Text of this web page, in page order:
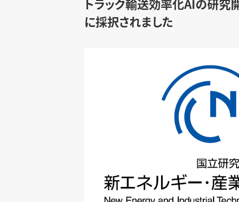
トラック輸送効率化AIの研
に採択されました